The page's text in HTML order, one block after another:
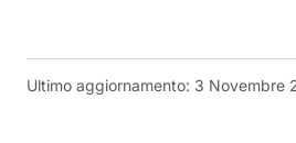
Ultimo aggiornamento: 3 Novembre